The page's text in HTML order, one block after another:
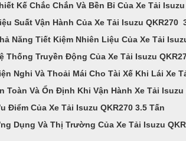
Kế Chắc Chắn Và Bền Bỉ Của Xe Tải Isuzu
Suất Vận Hành Của Xe Tải Isuzu QKR270
Năng Tiết Kiệm Nhiên Liệu Của Xe Tải
Thống Truyền Động Của Xe Tải Isuzu
Nghi Và Thoải Mái Cho Tài Xế Khi Lái Xe
Toàn Và Ổn Định Khi Vận Hành Xe Tải Isuzu
Điểm Của Xe Tải Isuzu QKR270 3.5 Tấn
Dụng Và Thị Trường Của Xe Tải Isuzu